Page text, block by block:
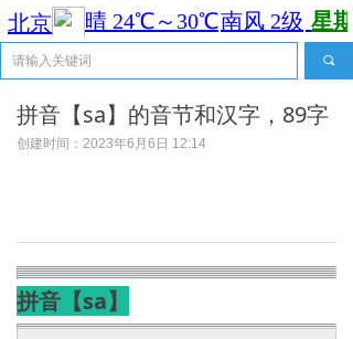
끠
拼音【sa】的音节和汉字，89字
创建时间： 2023年6月6日 12:14
拼音【sa】